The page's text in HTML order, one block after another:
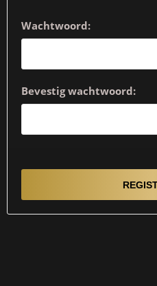
Wachtwoord:
Bevestig wachtwoord: